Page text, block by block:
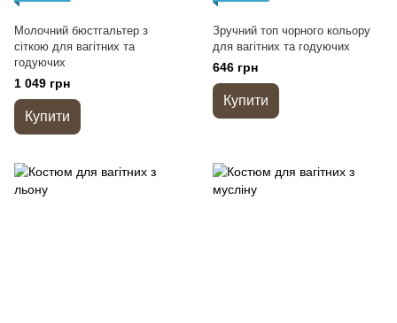
Молочний бюстгальтер з
сіткою для вагітних та
годуючих
1 049 грн
Купити
Зручний топ чорного кольору
для вагітних та годуючих
646 грн
Купити